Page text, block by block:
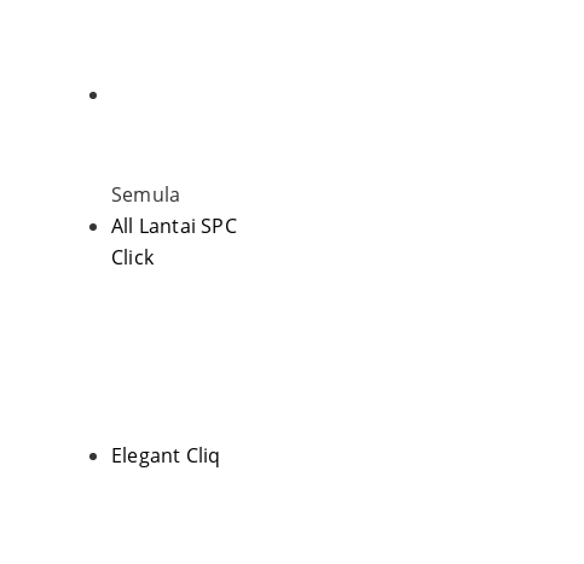
Semula
All Lantai SPC
Click
Elegant Cliq